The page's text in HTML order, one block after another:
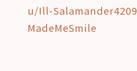
u/Ill-Salamander4209
MadeMeSmile